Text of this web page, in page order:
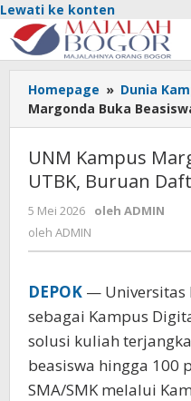
Lewati ke konten
Homepage » Dunia
Margonda Buka
UNM Kampus
UTBK, Buruan
5 Mei 2026 oleh ADMIN
oleh ADMIN
DEPOK — Universitas
sebagai Kampus
solusi kuliah
beasiswa hingga 100
SMA/SMK melalui